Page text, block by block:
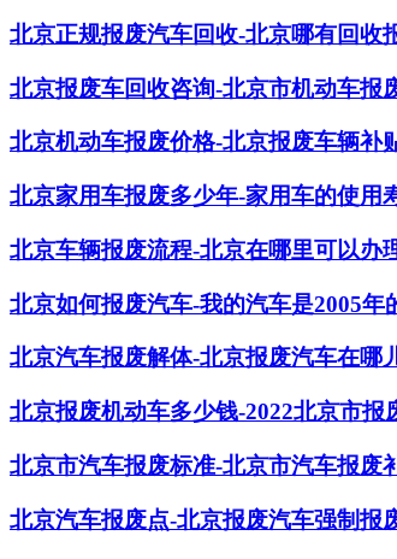
北京正规报废汽车回收-北京哪有回收
北京报废车回收咨询-北京市机动车报
北京机动车报废价格-北京报废车辆补
北京家用车报废多少年-家用车的使用
北京车辆报废流程-北京在哪里可以办
北京如何报废汽车-我的汽车是2005年
北京汽车报废解体-北京报废汽车在哪
北京报废机动车多少钱-2022北京市报
北京市汽车报废标准-北京市汽车报废
北京汽车报废点-北京报废汽车强制报